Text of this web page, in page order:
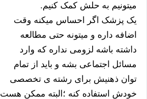
میتونیم به حلش کمک کنیم.
یک پزشک اگر احساس میکنه وقت
اضافه داره و میتونه حتی مطالعه
داشته باشه لزومی نداره که وارد
مسائل اجتماعی بشه و باید از تمام
توان ذهنیش برای رشته ی تخصصی
خودش استفاده کنه ؛البته ممکن هست